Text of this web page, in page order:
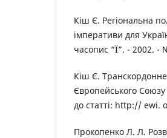
Кіш Є. Регіональна
імперативи для
часопис “Ї”. - 2002. -
Кіш Є. Транскордонне
Європейського
до статті: http:// ewi.
Прокопенко Л. Л.